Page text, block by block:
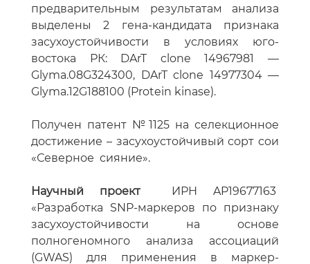
предварительным результатам анализа
выделены 2 гена-кандидата признака
засухоустойчивости в условиях юго-
востока РК: DArT clone 14967981 —
Glyma.08G324300, DArT clone 14977304 —
Glyma.12G188100 (Protein kinase).
Получен патент №1125 на селекционное
достижение – засухоустойчивый сорт сои
«Северное сияние».
Научный проектИРН AP19677163
«Разработка SNP-маркеров по признаку
засухоустойчивости на основе
полногеномного анализа ассоциаций
(GWAS) для применения в маркер-